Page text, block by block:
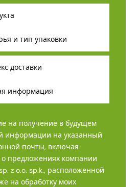
на получение в будущем
информации на указанный
почты, включая
предложениях компании
z o.o. sp.k., расположенной
на обработку моих